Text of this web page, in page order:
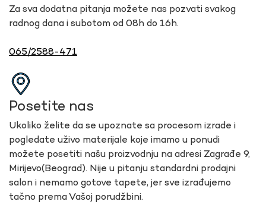
Za sva dodatna pitanja možete nas pozvati svakog
radnog dana i subotom od 08h do 16h.
065/2588-471
Posetite nas
Ukoliko želite da se upoznate sa procesom izrade i
pogledate uživo materijale koje imamo u ponudi
možete posetiti našu proizvodnju na adresi Zagrađe 9,
Mirijevo(Beograd). Nije u pitanju standardni prodajni
salon i nemamo gotove tapete, jer sve izrađujemo
tačno prema Vašoj porudžbini.